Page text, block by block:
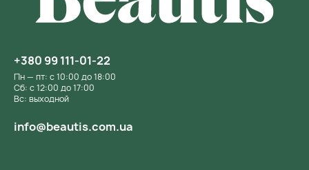
+380 99 111-01-22
Пн — пт: с 10:00 до 18:00
Сб: с 12:00 до 17:00
Вс: выходной
info@beautis.com.ua